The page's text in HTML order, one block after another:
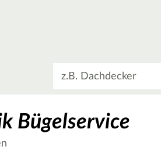
Bügelservice